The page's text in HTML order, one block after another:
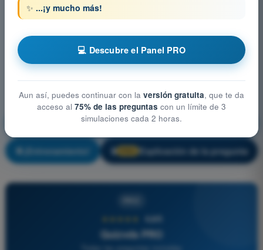
Limitaciones del rendimiento humano
¡Entrenamiento! 🔒 Explicación de la pregunta
4,6/5
Quizvds PRO
✨ ...¡y mucho más!
💻 Descubre el Panel PRO
Aun así, puedes continuar con la versión gratuita, que te da
acceso al 75% de las preguntas con un límite de 3
simulaciones cada 2 horas.